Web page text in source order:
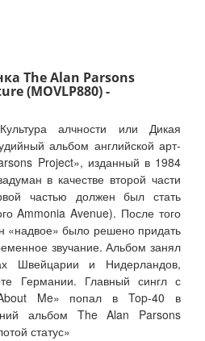
The Alan Parsons
(MOVLP880) -
алчности или Дикая
альбом английской арт-
Project», изданный в 1984
в качестве второй части
частью должен был стать
Ammonia Avenue). После того
«надвое» было решено придать
звучание. Альбом занял
Швейцарии и Нидерландов,
Германии. Главный сингл с
Me» попал в Top-40 в
альбом The Alan Parsons
статус»